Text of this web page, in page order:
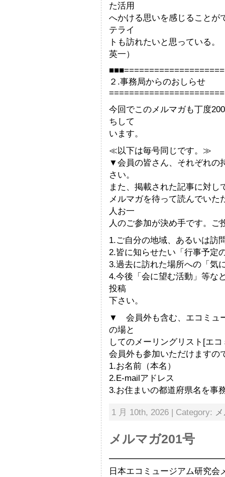
た活用
へかける思いを感じることが
テライ
トも訪れたい
英一）
２.事務局からのおしらせ
今回でこのメルマガも丁度
ちして
います。
≪以下は毎号同じです。≫
▼会員の皆さん、それぞれの
さい。
また、掲載された記事に対
メルマガを待って読んでいた
人お一
人のご参加が決め手です。ご
1.ご自分の地域、あるいは訪
2.皆に知らせたい「行事予定
3.過去に訪れた場所への「気
4.今後「会に望む活動」等な
投稿
下さい。
▼ 会員外も含む、エコミュ
の場と
してのメーリングリスト[エ
会員外も参加いただけますの
1.お名前（本名）
2.E-mailアドレス
3.お住まいの都道府県名を事
1 月 10th, 2026 | Category:
メルマガ201号
日本エコミュージアム研